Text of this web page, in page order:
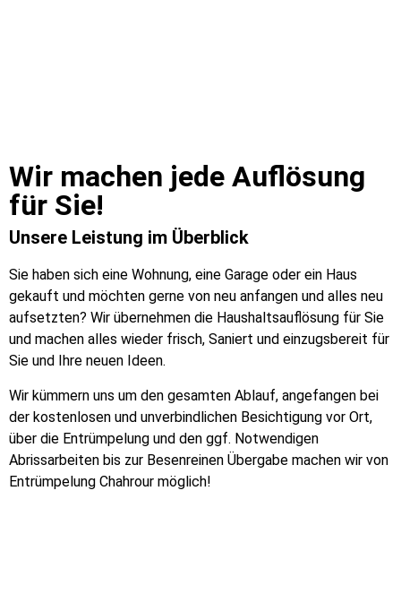
Wir machen jede Auflösung
für Sie!​
Unsere Leistung im Überblick
Sie haben sich eine Wohnung, eine Garage oder ein Haus
gekauft und möchten gerne von neu anfangen und alles neu
aufsetzten? Wir übernehmen die Haushaltsauflösung für Sie
und machen alles wieder frisch, Saniert und einzugsbereit für
Sie und Ihre neuen Ideen.
Wir kümmern uns um den gesamten Ablauf, angefangen bei
der kostenlosen und unverbindlichen Besichtigung vor Ort,
über die Entrümpelung und den ggf. Notwendigen
Abrissarbeiten bis zur Besenreinen Übergabe machen wir von
Entrümpelung Chahrour möglich!